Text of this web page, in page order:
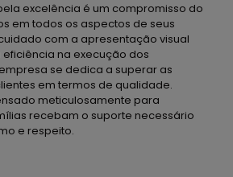
excelência é um compromisso do
em todos os aspectos de seus
com a apresentação visual
na execução dos
se dedica a superar as
em termos de qualidade.
meticulosamente para
recebam o suporte necessário
e respeito.